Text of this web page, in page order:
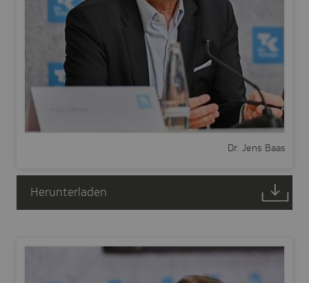
Dr. Jens Baas
Herunterladen